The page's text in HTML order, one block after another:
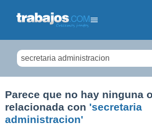
Parece que no hay ninguna
relacionada con 'secretaria
administracion'